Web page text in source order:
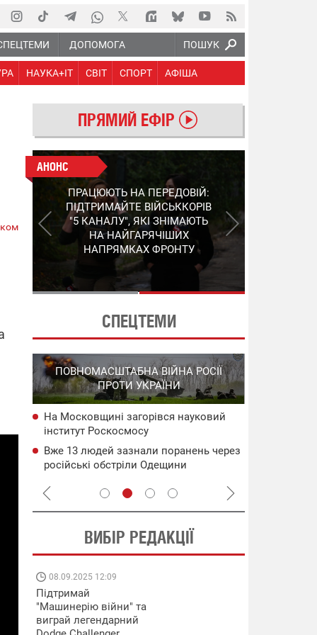
ПОШУК
ДОПОМОГА
НАУКА+IT СВІТ СПОРТ АФІША
ПРЯМИЙ ЕФІР
АНОНС
КІНЕЦЬ ВОРОЖИМ
"МОЛНІЯМ" ТА FPV: ЯК
УКРАЇНСЬКИЙ STEP-3
ЗМІНЮЄ ПРАВИЛА ГРИ –
ПОДРОБИЦІ ПРО
ПЕРЕХОПЛЮВАЧ
АНОНС
ПРАЦЮЮТЬ НА ПЕРЕДОВІЙ:
ПІДТРИМАЙТЕ ВІЙСЬККОРІВ
"5 КАНАЛУ", ЯКІ ЗНІМАЮТЬ
НА НАЙГАРЯЧІШИХ
НАПРЯМКАХ ФРОНТУ
СПЕЦТЕМИ
ПОВНОМАСШТАБНА ВІЙНА РОСІЇ
ПРОТИ УКРАЇНИ
На Московщині загорівся науковий
інститут Роскосмосу
Вже 13 людей зазнали поранень через
російські обстріли Одещини
ВИБІР РЕДАКЦІЇ
08.09.2025 12:09
Підтримай
"Машинерію війни" та
виграй легендарний